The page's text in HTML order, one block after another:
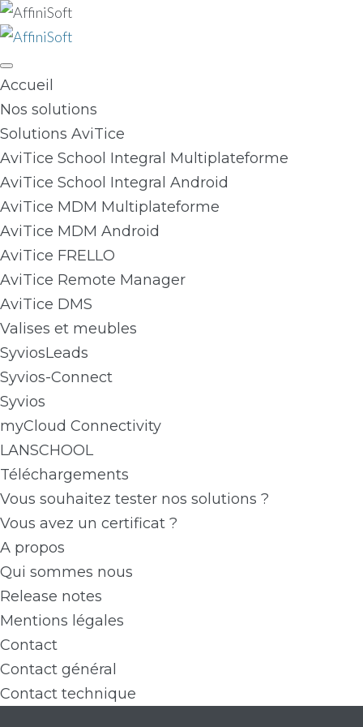
Skip
to
content
Accueil
Nos solutions
Solutions AviTice
AviTice School Integral Multiplateforme
AviTice School Integral Android
AviTice MDM Multiplateforme
AviTice MDM Android
AviTice FRELLO
AviTice Remote Manager
AviTice DMS
Valises et meubles
SyviosLeads
Syvios-Connect
Syvios
myCloud Connectivity
LANSCHOOL
Téléchargements
Vous souhaitez tester nos solutions ?
Vous avez un certificat ?
A propos
Qui sommes nous
Release notes
Mentions légales
Contact
Contact général
Contact technique